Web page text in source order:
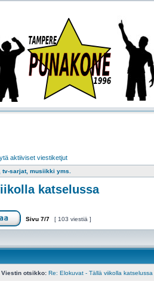
aktiiviset viestiketjut
tv-sarjat, musiikki yms.
katselussa
Sivu 7/7 [ 103 viestiä ]
Viestin otsikko: Re: Elokuvat - Tällä viikolla katselussa